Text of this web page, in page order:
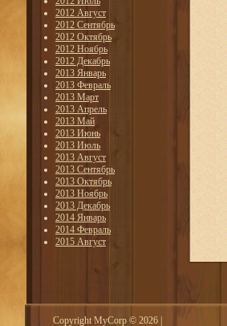
2012 Август
2012 Сентябрь
2012 Октябрь
2012 Ноябрь
2012 Декабрь
2013 Январь
2013 Февраль
2013 Март
2013 Апрель
2013 Май
2013 Июнь
2013 Июль
2013 Август
2013 Сентябрь
2013 Октябрь
2013 Ноябрь
2013 Декабрь
2014 Январь
2014 Февраль
2015 Август
Copyright MyCorp © 2026